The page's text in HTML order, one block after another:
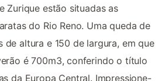
Zurique estão situadas as
do Rio Reno. Uma queda de
de altura e 150 de largura, em que
é 700m3, conferindo o título
da Europa Central. Impressione-